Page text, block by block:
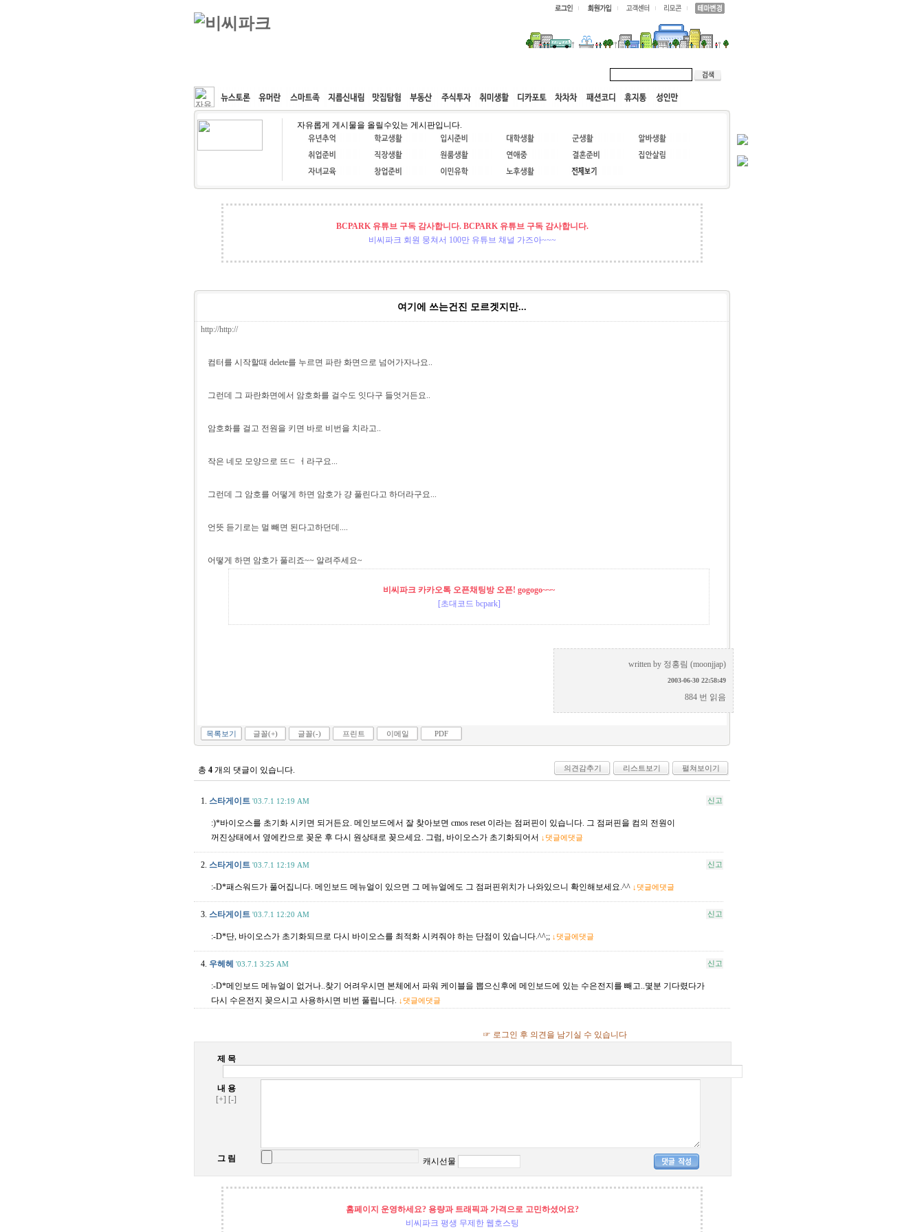
커뮤니티 속도패치 웹호스팅 공동구매 고객센터
자유롭게 게시물을 올릴수있는 게시판입니다.
BCPARK 유튜브 구독 감사합니다. BCPARK 유튜브 구독 감사합니다.
비씨파크 회원 뭉쳐서 100만 유튜브 채널 가즈아~~~
여기에 쓰는건진 모르겟지만...
http://http://
컴터를 시작할때 delete를 누르면 파란 화면으로 넘어가자나요..
그런데 그 파란화면에서 암호화를 걸수도 잇다구 들엇거든요..
암호화를 걸고 전원을 키면 바로 비번을 치라고..
작은 네모 모양으로 뜨ㄷ ㅓ라구요...
그런데 그 암호를 어떻게 하면 암호가 걍 풀린다고 하더라구요...
언뜻 듣기로는 멀 빼면 된다고하던데....
어떻게 하면 암호가 풀리죠~~ 알려주세요~
비씨파크 카카오톡 오픈채팅방 오픈! gogogo~~~
[초대코드 bcpark]
written by 정홍림 (moonjjap)
2003-06-30 22:58:49
884 번 읽음
목록보기 글꼴(+) 글꼴(-) 프린트 이메일 PDF
총 4 개의 댓글이 있습니다. 의견감추기 리스트보기 펼쳐보이기
1. 스타게이트 '03.7.1 12:19 AM 신고
:)*바이오스를 초기화 시키면 되거든요. 메인보드에서 잘 찾아보면 cmos reset 이라는 점퍼핀이 있습니다. 그 점퍼핀을 컴의 전원이
꺼진상태에서 옆에칸으로 꽂운 후 다시 원상태로 꽂으세요. 그럼, 바이오스가 초기화되어서 ↓댓글에댓글
2. 스타게이트 '03.7.1 12:19 AM 신고
:-D*패스워드가 풀어집니다. 메인보드 메뉴얼이 있으면 그 메뉴얼에도 그 점퍼핀위치가 나와있으니 확인해보세요.^^ ↓댓글에댓글
3. 스타게이트 '03.7.1 12:20 AM 신고
:-D*단, 바이오스가 초기화되므로 다시 바이오스를 최적화 시켜줘야 하는 단점이 있습니다.^^;; ↓댓글에댓글
4. 우헤헤 '03.7.1 3:25 AM 신고
:-D*메인보드 메뉴얼이 없거나..찾기 어려우시면 본체에서 파워 케이블을 뽑으신후에 메인보드에 있는 수은전지를 빼고..몇분 기다렸다가
다시 수은전지 꽂으시고 사용하시면 비번 풀립니다. ↓댓글에댓글
☞ 로그인 후 의견을 남기실 수 있습니다
제 목
내 용
[+] [-]
그 림 캐시선물
홈페이지 운영하세요? 용량과 트래픽과 가격으로 고민하셨어요?
비씨파크 평생 무제한 웹호스팅